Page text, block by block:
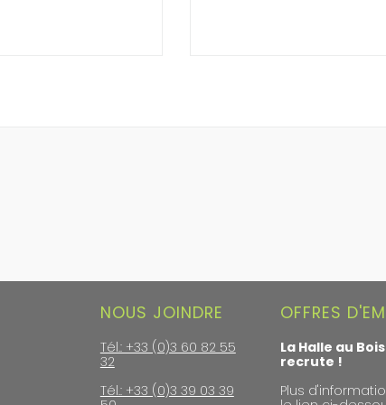
NOUS JOINDRE
Tél.: +33 (0)3 60 82 55
32
Tél.: +33 (0)3 39 03 39
OFFRES
La Halle au Bois
recrute !
Plus